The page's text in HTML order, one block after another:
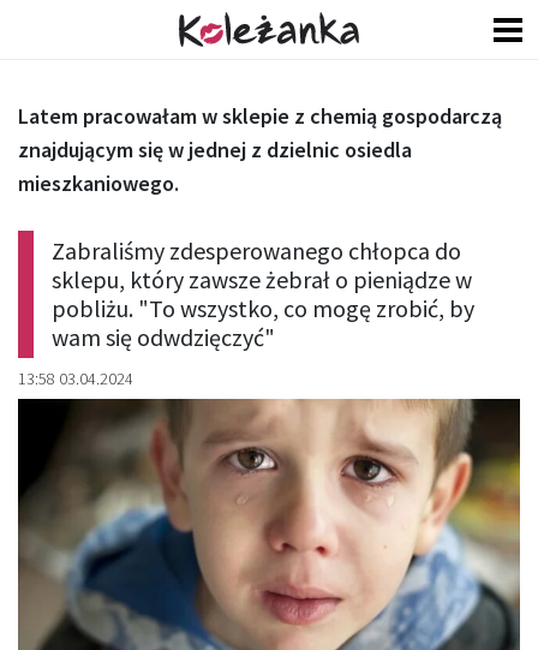
Zabraliśmy zdesperowanego chłopca do
sklepu, który zawsze żebrał o pieniądze w
pobliżu. "To wszystko, co mogę zrobić, by
wam się odwdzięczyć"
13:58 03.04.2024
Latem pracowałam w sklepie z chemią gospodarczą
znajdującym się w jednej z dzielnic osiedla
mieszkaniowego.